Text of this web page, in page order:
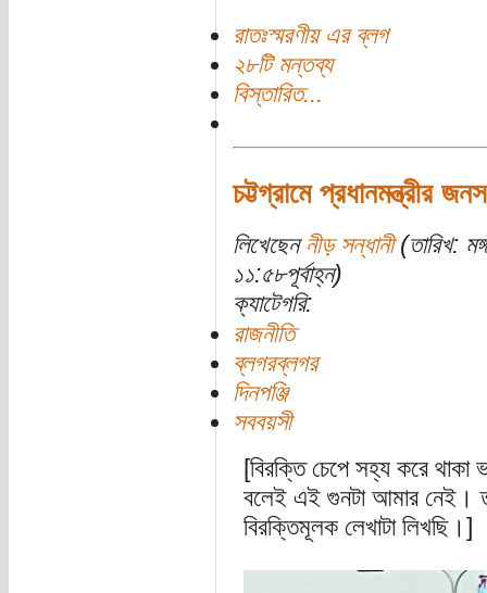
রাতঃস্মরণীয় এর ব্লগ
২৮টি মন্তব্য
বিস্তারিত...
চট্টগ্রামে প্রধানমন্ত্রীর
লিখেছেন নীড় সন্ধানী(তারিখ:
১১:৫৮পূর্বাহ্ন)
ক্যাটেগরি:
রাজনীতি
ব্লগরব্লগর
দিনপঞ্জি
সববয়সী
[বিরক্তি চেপে সহ্য করে
বলেই এই গুনটা আমার নেই।
বিরক্তিমূলক লেখাটা লিখছি।]